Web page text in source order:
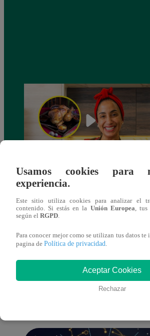
¿Por qué Nelly Rossinelli se volvió viral
antes de Navidad?
También te
interesar
Usamos cookies para
experiencia.
Este sitio utiliza cookies para analizar el
contenido. Si estás en la Unión Europea ,
según el RGPD
Para conocer mejor como se utilizan tus datos te
pagina de Política de privacidad
Aceptar Cookies
Rechazar